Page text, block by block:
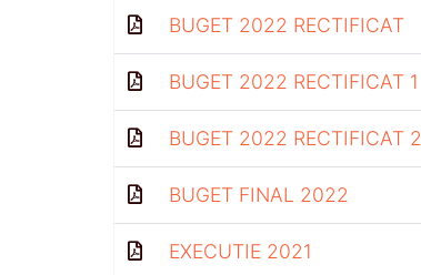
BUGET 2022 RECTIFICAT
BUGET 2022 RECTIFICAT 1
BUGET 2022 RECTIFICAT 2
BUGET FINAL 2022
EXECUTIE 2021